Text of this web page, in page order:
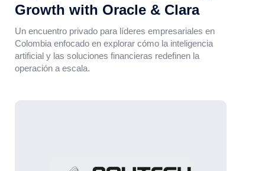
Growth with Oracle & Clara
Un encuentro privado para líderes empresariales en
Colombia enfocado en explorar cómo la inteligencia
artificial y las soluciones financieras redefinen la
operación a escala.